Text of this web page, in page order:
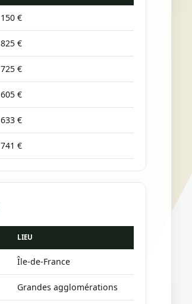
150 €
825 €
725 €
605 €
633 €
741 €
LIEU
Île-de-France
Grandes agglomérations